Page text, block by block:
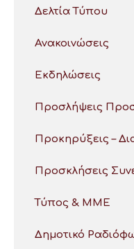
Δελτία Τύπου
Ανακοινώσεις
Εκδηλώσεις
Προσλήψεις
Προκηρύξεις –
Προσκλήσεις
Τύπος & ΜΜΕ
Δημοτικό